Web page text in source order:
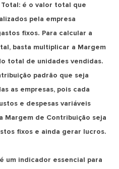
é o valor total que
pela empresa
fixos. Para calcular a
basta multiplicar a Margem
total de unidades vendidas.
padrão que seja
as empresas, pois cada
e despesas variáveis
Margem de Contribuição seja
fixos e ainda gerar lucros.
um indicador essencial para